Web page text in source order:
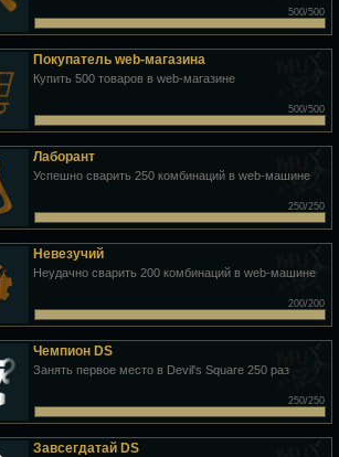
500/500
Покупатель web-магазина
Купить 500 товаров в web-магазине
500/500
Лаборант
Успешно сварить 250 комбинаций в web-машине
250/250
Невезучий
Неудачно сварить 200 комбинаций в web-машине
200/200
Чемпион DS
Занять первое место в Devil's Square 250 раз
250/250
Завсегдатай DS